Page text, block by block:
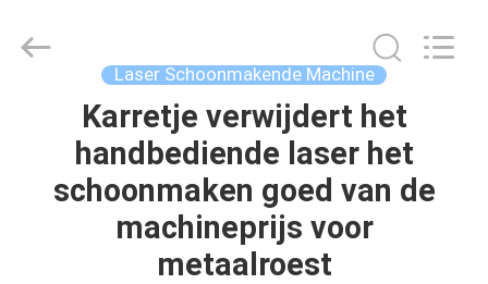
PRODUCTEN
Technology
Laser Schoonmakende Machine
Karretje verwijdert het
handbediende laser het
schoonmaken goed van de
machineprijs voor
metaalroest